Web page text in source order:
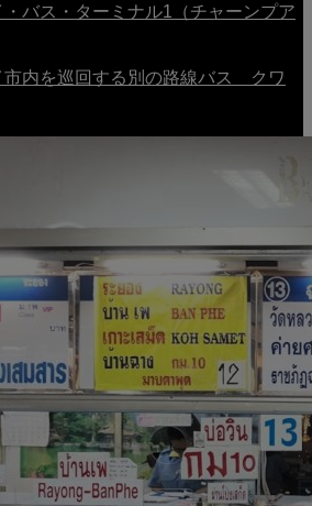
・バス・ターミナル1（チャーンプア
市内を巡回する別の路線バス クワ